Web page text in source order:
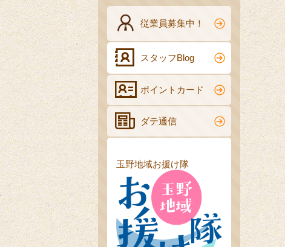
従業員募集中！
スタッフBlog
ポイントカード
ダテ通信
玉野地域お援け隊